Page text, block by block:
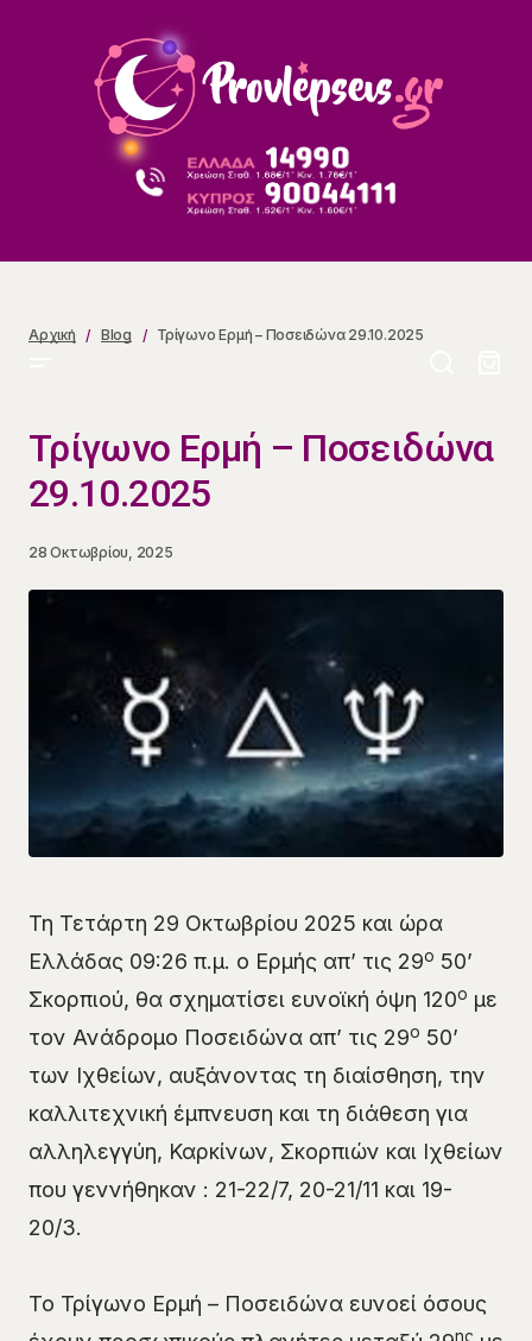
Αρχική Blog Τρίγωνο Ερμή – Ποσειδώνα 29.10.2025
Τρίγωνο Ερμή – Ποσειδώνα
29.10.2025
28 Οκτωβρίου, 2025
Τη Τετάρτη 29 Οκτωβρίου 2025 και ώρα
Ελλάδας 09:26 π.μ. ο Ερμής απ’ τις 29ο 50’
Σκορπιού, θα σχηματίσει ευνοϊκή όψη 120ο με
τον Ανάδρομο Ποσειδώνα απ’ τις 29ο 50’
των Ιχθείων, αυξάνοντας τη διαίσθηση, την
καλλιτεχνική έμπνευση και τη διάθεση για
αλληλεγγύη, Καρκίνων, Σκορπιών και Ιχθείων
που γεννήθηκαν : 21-22/7, 20-21/11 και 19-
20/3.
Το Τρίγωνο Ερμή – Ποσειδώνα ευνοεί όσους
ης